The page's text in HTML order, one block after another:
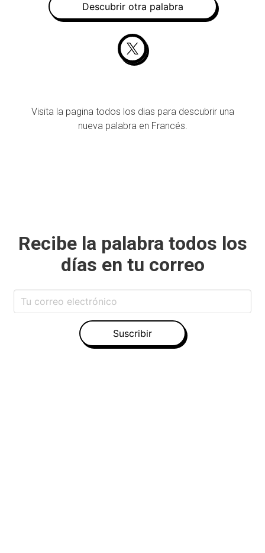
Descubrir otra palabra
Visita la pagina todos los dias para descubrir una
nueva palabra en Francés.
Recibe la palabra todos los
días en tu correo
Suscribir